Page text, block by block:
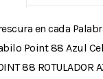
en cada
Point 88 Azul
88 ROTULADOR